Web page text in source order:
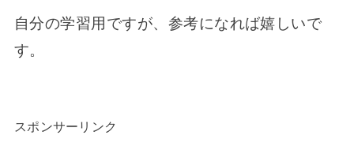
自分の学習用ですが、参考になれば嬉しいで
す。
スポンサーリンク